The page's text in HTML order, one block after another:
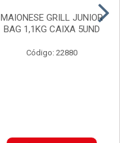
MAIONESE GRILL JUNIOR
BAG 1,1KG CAIXA 5UND
Código: 22880